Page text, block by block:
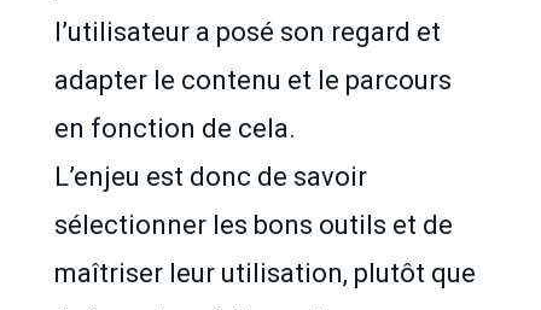
l’utilisateur a posé son regard et
adapter le contenu et le parcours
en fonction de cela.
L’enjeu est donc de savoir
sélectionner les bons outils et de
maîtriser leur utilisation, plutôt que